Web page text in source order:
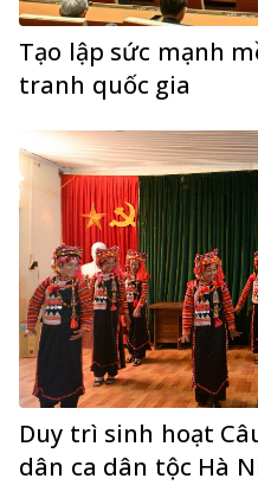
Tạo lập sức mạnh
tranh quốc gia
Duy trì sinh hoạt
dân ca dân tộc Hà